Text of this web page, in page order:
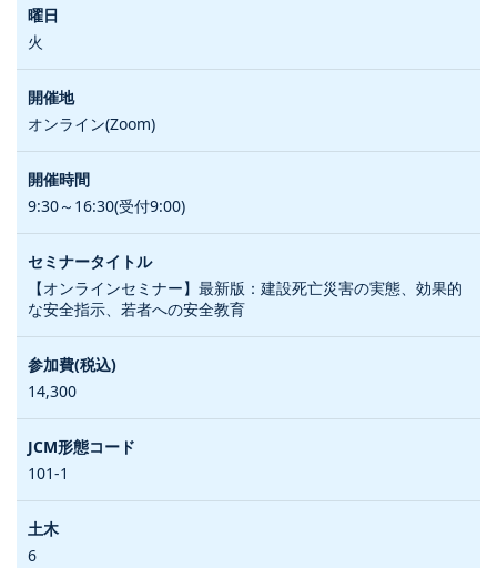
火
オンライン(Zoom)
9:30～16:30(受付9:00)
【オンラインセミナー】最新版：建設死亡災害の実態、効果的
な安全指示、若者への安全教育
14,300
101-1
6